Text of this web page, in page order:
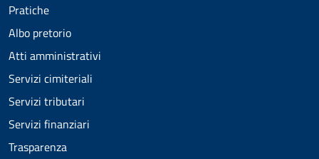
Pratiche
Albo pretorio
Atti amministrativi
Servizi cimiteriali
Servizi tributari
Servizi finanziari
Trasparenza